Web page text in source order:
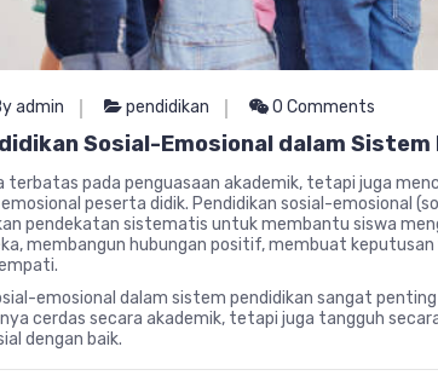
admin pendidikan 0 Comments
Sosial-Emosional dalam Sistem
terbatas pada penguasaan akademik, tetapi juga
peserta didik. Pendidikan sosial-emosional
pendekatan sistematis untuk membantu siswa
membangun hubungan positif, membuat
emosional dalam sistem pendidikan sangat
cerdas secara akademik, tetapi juga tangguh
dengan baik.